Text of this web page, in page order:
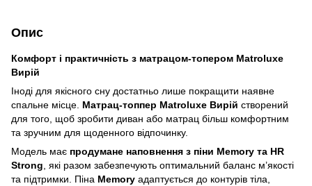
Опис
Комфорт і практичність з матрацом-топером Matroluxe
Вирій
Іноді для якісного сну достатньо лише покращити наявне
спальне місце. Матрац-топпер Matroluxe Вирій створений
для того, щоб зробити диван або матрац більш комфортним
та зручним для щоденного відпочинку.
Модель має продумане наповнення з піни Memory та HR
Strong , які разом забезпечують оптимальний баланс м’якості
та підтримки. Піна Memory адаптується до контурів тіла,